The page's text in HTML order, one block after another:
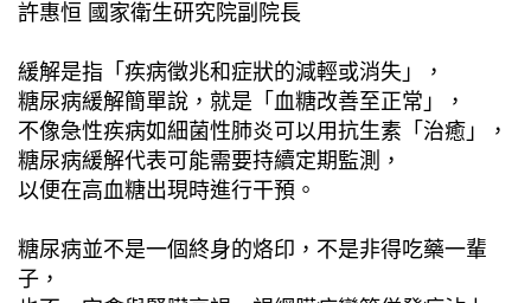
許惠恒 國家衛生研究院副院長
緩解是指「疾病徵兆和症狀的減輕或消失」，
糖尿病緩解簡單說，就是「血糖改善至正常」，
不像急性疾病如細菌性肺炎可以用抗生素「治癒」，
糖尿病緩解代表可能需要持續定期監測，
以便在高血糖出現時進行干預。
糖尿病並不是一個終身的烙印，不是非得吃藥一輩
子，